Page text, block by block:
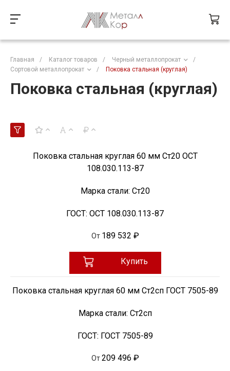
Главная / Каталог товаров / Черный металлопрокат
/
Сортовой металлопрокат
/ Поковка стальная (круглая)
Поковка стальная (круглая)
Поковка стальная круглая 60 мм Ст20 ОСТ
108.030.113-87
Марка стали: Ст20
ГОСТ: ОСТ 108.030.113-87
От 189 532 ₽
Купить
Поковка стальная круглая 60 мм Ст2сп ГОСТ 7505-89
Марка стали: Ст2сп
ГОСТ: ГОСТ 7505-89
От 209 496 ₽